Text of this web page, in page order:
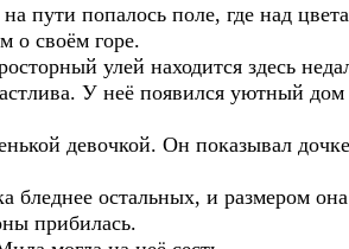
на пути попалось поле, где над
о своём горе.
улей находится здесь
У неё появился уютный дом
девочкой. Он показывал
бледнее остальных, и размером
прибилась.